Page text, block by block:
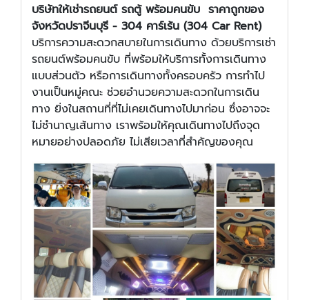
บริษัทให้เช่ารถยนต์ รถตู้ พร้อมคนขับ ราคาถูกของ
จังหวัดปราจีนบุรี - 304 คาร์เร้น (304 Car Rent)
บริการความสะดวกสบายในการเดินทาง ด้วยบริการเช่า
รถยนต์พร้อมคนขับ ที่พร้อมให้บริการทั้งการเดินทาง
แบบส่วนตัว หรือการเดินทางทั้งครอบครัว การทำไป
งานเป็นหมู่คณะ ช่วยอำนวยความสะดวกในการเดิน
ทาง ยิ่งในสถานที่ที่ไม่เคยเดินทางไปมาก่อน ซึ่งอาจจะ
ไม่ชำนาญเส้นทาง เราพร้อมให้คุณเดินทางไปถึงจุด
หมายอย่างปลอดภัย ไม่เสียเวลาที่สำคัญของคุณ